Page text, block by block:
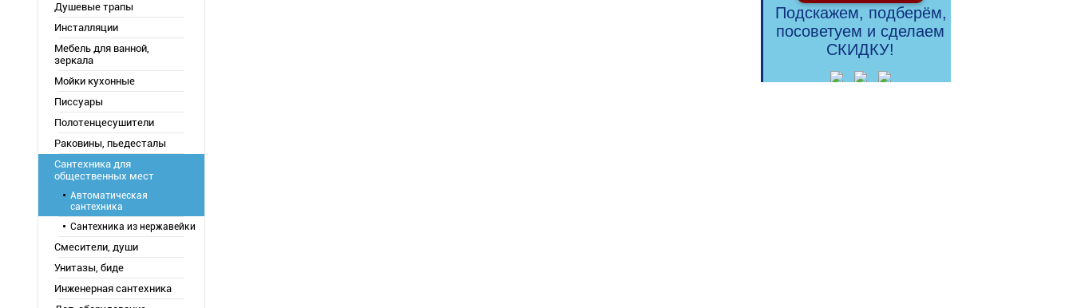
Душевые трапы
Инсталляции
Мебель для ванной,
зеркала
Мойки кухонные
Писсуары
Полотенцесушители
Раковины, пьедесталы
Сантехника для
общественных мест
Автоматическая
сантехника
Сантехника из нержавейки
Смесители, души
Унитазы, биде
Инженерная сантехника
Подскажем, подберём,
посоветуем и сделаем
СКИДКУ!